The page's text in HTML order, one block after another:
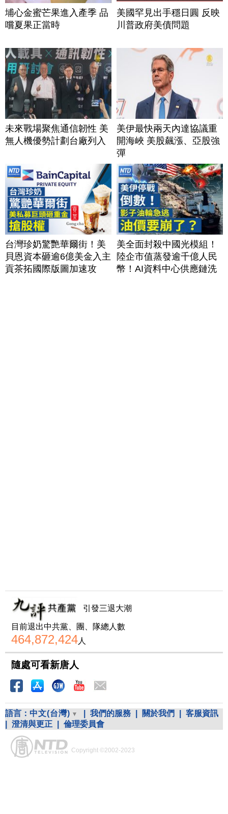
埔心金蜜芒果進入產季 品
嚐夏果正當時
美國罕見出手穩日圓 反映
川普政府美債問題
未來戰場聚焦通信韌性 美
無人機優勢計劃台廠列入
美伊最快兩天內達協議重
開海峽 美股飆漲、亞股強
彈
台灣珍奶驚艷華爾街！美
貝恩資本砸逾6億美金入主
貢茶拓國際版圖加速攻
美全面封殺中國光模組！
陸企市值蒸發逾千億人民
幣！AI資料中心供應鏈洗
引發三退大潮
目前退出中共黨、團、隊總人數
464,872,424人
隨處可看新唐人
語言： 中文(台灣) 我們的服務 關於我們
客服資訊
澄清與更正 倫理委員會
Copyright ©2002-2023